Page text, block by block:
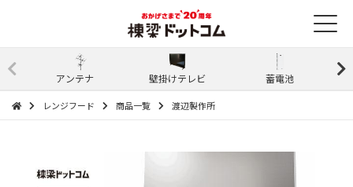
アンテナ 壁掛けテレビ 蓄電池
レンジフード 商品一覧 渡辺製作所